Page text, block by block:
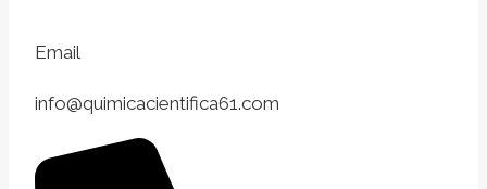
Email
info@quimicacientifica61.com